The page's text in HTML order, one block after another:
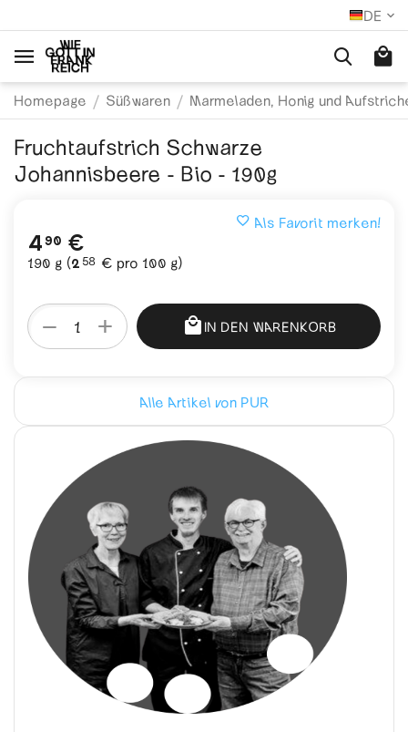
DE
Homepage / Süßwaren / Marmeladen, Honig und
Fruchtaufstrich Schwarze
Johannisbeere - Bio - 190g
Als Favorit merken!
490 €
190 g (2 58 € pro 100 g)
+
− IN DEN WARENKORB
Alle Artikel von PUR